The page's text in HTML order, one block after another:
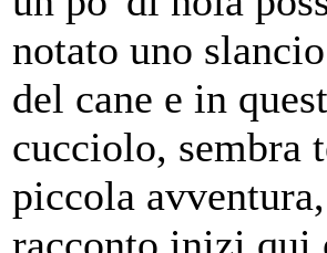
notato uno
del cane e in
cucciolo, sembra
piccola
racconto inizi qui